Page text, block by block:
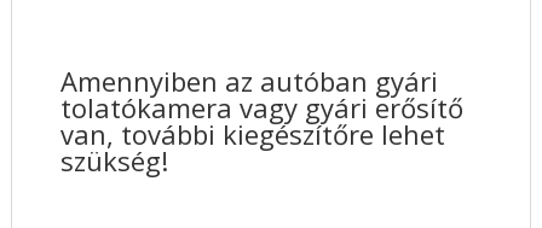
Amennyiben az autóban gyári
tolatókamera vagy gyári erősítő
van, további kiegészítőre lehet
szükség!